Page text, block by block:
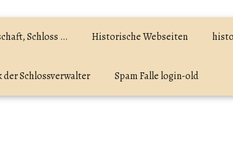
Schloss … Historische Webseiten
der Schlossverwalter Spam Falle login-old